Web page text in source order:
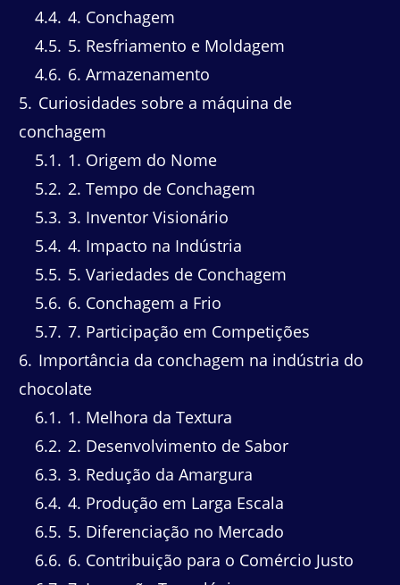
4.4 4. Conchagem
4.5 5. Resfriamento e Moldagem
4.6 6. Armazenamento
5 Curiosidades sobre a máquina de
conchagem
5.1
1. Origem do Nome
5.2 2. Tempo de Conchagem
5.3 3. Inventor Visionário
5.4 4. Impacto na Indústria
5.5 5. Variedades de Conchagem
5.6 6. Conchagem a Frio
5.7 7. Participação em Competições
6 Importância da conchagem na indústria do
chocolate
6.1
1. Melhora da Textura
6.2 2. Desenvolvimento de Sabor
6.3 3. Redução da Amargura
6.4 4. Produção em Larga Escala
6.5 5. Diferenciação no Mercado
6.6 6. Contribuição para o Comércio Justo